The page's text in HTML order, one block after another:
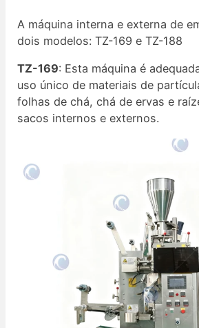
A máquina interna e externa de
dois modelos: TZ-169 e TZ-188
TZ-169: Esta máquina é
uso único de materiais de
folhas de chá, chá de ervas e
sacos internos e externos.